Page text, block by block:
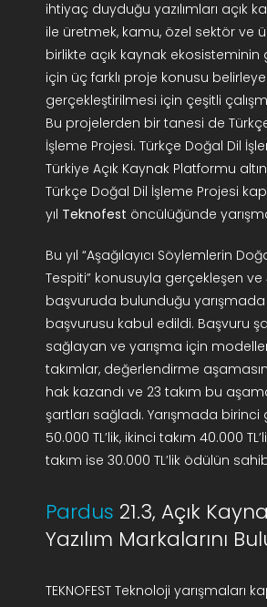
ihtiyaç duyduğu yazılımları açık
ile üretmek, kamu, özel sektör ve
birlikte açık kaynak ekosisteminin
için üç farklı proje konusu
gerçekleştirilmesi için çeşitli
Bu projelerden bir tanesi de
İşleme Projesi. Türkçe Doğal Dil
Türkiye Açık Kaynak Platformu
Türkçe Doğal Dil İşleme Projesi
yıl Teknofest öncülüğünde
Bu yıl “Aşağılayıcı Söylemlerin
Tespiti” konusuyla gerçekleşen ve
başvuruda bulunduğu yarışmada
başvurusu kabul edildi. Başvuru
sağlayan ve yarışma için
takımlar, değerlendirme
hak kazandı ve 23 takım bu
şartları sağladı. Yarışmada birinci
50.000 TL’lik, ikinci takım 40.000
takım ise 30.000 TL’lik ödülün
Pardus 21.3, Açık
Yazılım Markalarını
TEKNOFEST Teknoloji yarışmaları